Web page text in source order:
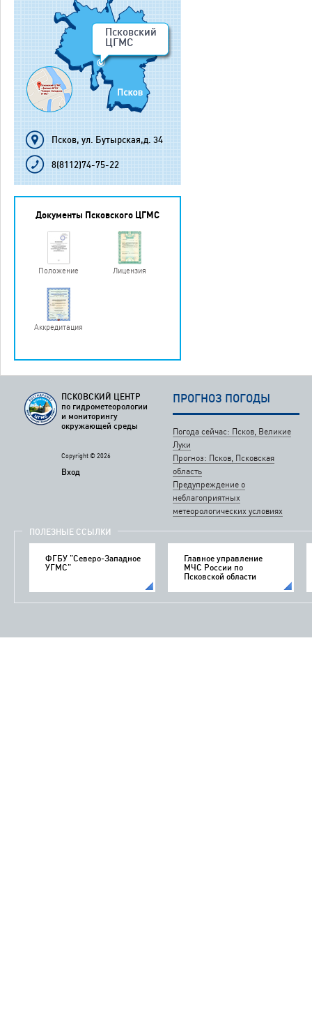
Псковский
ЦГМС
Псков, ул. Бутырская,д. 34
8(8112)74-75-22
Документы Псковского ЦГМС
Положение Лицензия
Аккредитация
ПСКОВСКИЙ ЦЕНТР
по гидрометеорологии
и мониторингу
окружающей среды
Copyright © 2026
Вход
ПРОГНОЗ ПОГОДЫ
Погода сейчас: Псков, Великие
Луки
Прогноз: Псков, Псковская
область
Предупреждение о
неблагоприятных
метеорологических условиях
ПОЛЕЗНЫЕ ССЫЛКИ
ФГБУ "Северо-Западное
УГМС"
Главное управление
МЧС России по
Псковской области